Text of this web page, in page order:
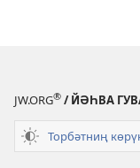
JW.ORG® / ЙӘҺВА
Торбәтниң